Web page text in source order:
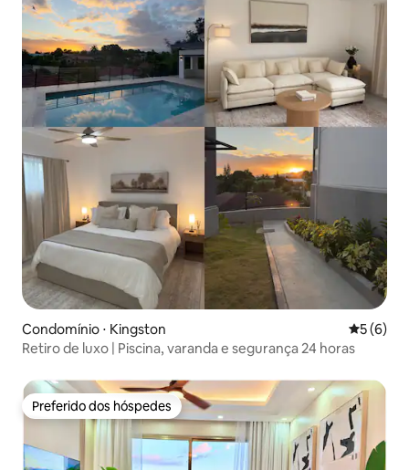
Condomínio ⋅ Kingston 5 de
5 (6)
Retiro de luxo | Piscina, varanda e segurança 24 horas
Preferido dos hóspedes
Preferido dos hóspedes